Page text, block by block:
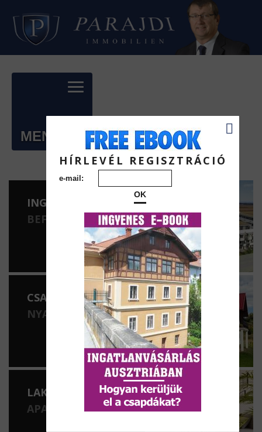
HÍRLEVÉL REGISZTRÁCIÓ
e-mail:
OK
MENÜ
INGATLAN
BEFEKTETÉSEK
CSALÁDI HÁZAK
NYARALÓK
LAKÁSOK
APARTMANOK